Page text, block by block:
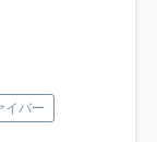
イバー